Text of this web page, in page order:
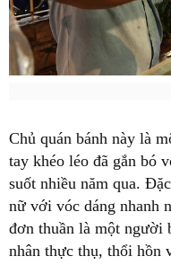
Chủ quán bánh này là
tay khéo léo đã gắn bó
suốt nhiều năm qua.
nữ với vóc dáng nhanh
đơn thuần là một người
nhân thực thụ, thổi hồn